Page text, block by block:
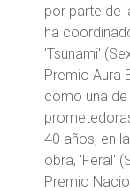
por parte de
ha
'Tsunami'
Premio Aura
como una
40 años, en
obra, 'Feral'
Premio